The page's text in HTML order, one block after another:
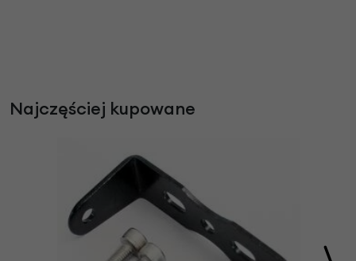
Najczęściej kupowane